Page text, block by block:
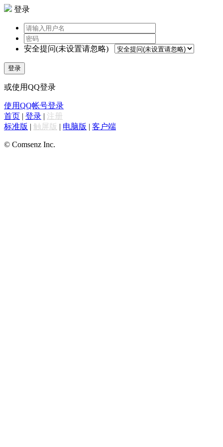
登录
安全提问(未设置请忽略)
登录
或使用QQ登录
使用QQ帐号登录
首页 | 登录 | 注册
标准版 | 触屏版 | 电脑版 | 客户端
© Comsenz Inc.